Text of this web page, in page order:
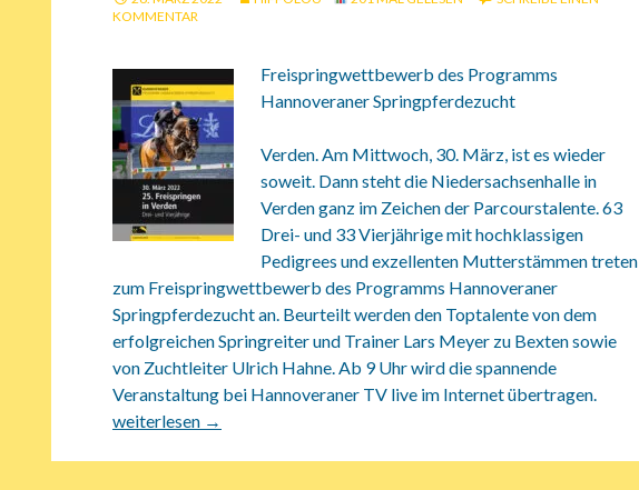
KOMMENTAR
Freispringwettbewerb des Programms
Hannoveraner Springpferdezucht
Verden. Am Mittwoch, 30. März, ist es wieder
soweit. Dann steht die Niedersachsenhalle in
Verden ganz im Zeichen der Parcourstalente. 63
Drei- und 33 Vierjährige mit hochklassigen
Pedigrees und exzellenten Mutterstämmen treten
zum Freispringwettbewerb des Programms Hannoveraner
Springpferdezucht an. Beurteilt werden den Toptalente von dem
erfolgreichen Springreiter und Trainer Lars Meyer zu Bexten sowie
von Zuchtleiter Ulrich Hahne. Ab 9 Uhr wird die spannende
Veranstaltung bei Hannoveraner TV live im Internet übertragen.
30.03.2022 Beginn großer Karrieren in Hannover
weiterlesen →